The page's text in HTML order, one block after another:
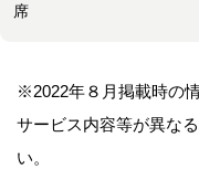
席
※2022年８月掲載時の
サービス内容等が異な
い。